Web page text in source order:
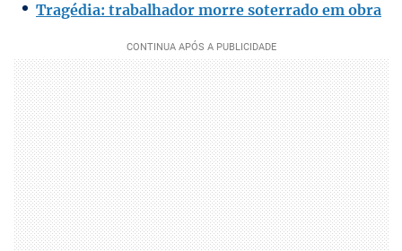
Tragédia: trabalhador morre soterrado em obra